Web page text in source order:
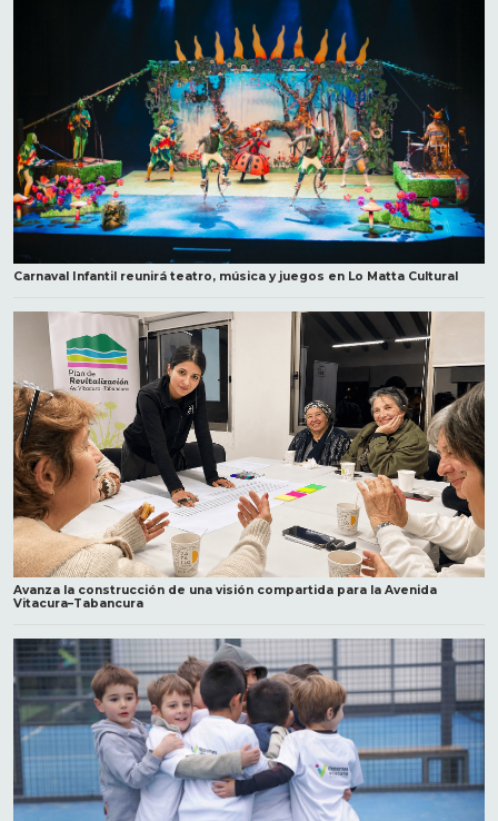
Carnaval Infantil reunirá teatro, música y juegos en Lo Matta Cultural
Avanza la construcción de una visión compartida para la Avenida
Vitacura–Tabancura